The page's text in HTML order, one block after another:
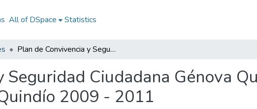
All of DSpace Statistics
Plan de Convivencia y Seguridad Ciudadana Génova Quindío 2009 - 2011: PCSC Génova Quindío 2009 - 2011
Seguridad Ciudadana Génova
2009 - 2011